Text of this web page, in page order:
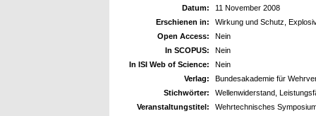
Datum:
11 November 2008
Erschienen in:
Wirkung und Schutz,
Open Access:
Nein
In SCOPUS:
Nein
In ISI Web of Science:
Nein
Verlag:
Bundesakademie für
Stichwörter:
Wellenwiderstand,
Veranstaltungstitel:
Wehrtechnisches